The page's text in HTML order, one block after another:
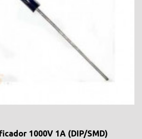
1000V 1A (DIP/SMD)